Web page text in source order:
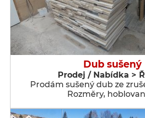
Dub sušený
Prodej / Nabídka >
Prodám sušený dub ze
Rozměry,